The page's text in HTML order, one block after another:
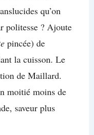
qu’on
politesse ? Ajoute
pincée) de
la cuisson. Le
de Maillard.
moitié moins de
saveur plus